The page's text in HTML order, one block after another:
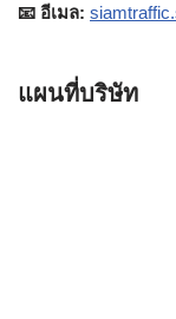
📧 อีเมล:
แผนที่บริษัท